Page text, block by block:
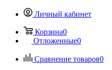
Личный кабинет
Корзина0
Отложенные0
Сравнение товаров0